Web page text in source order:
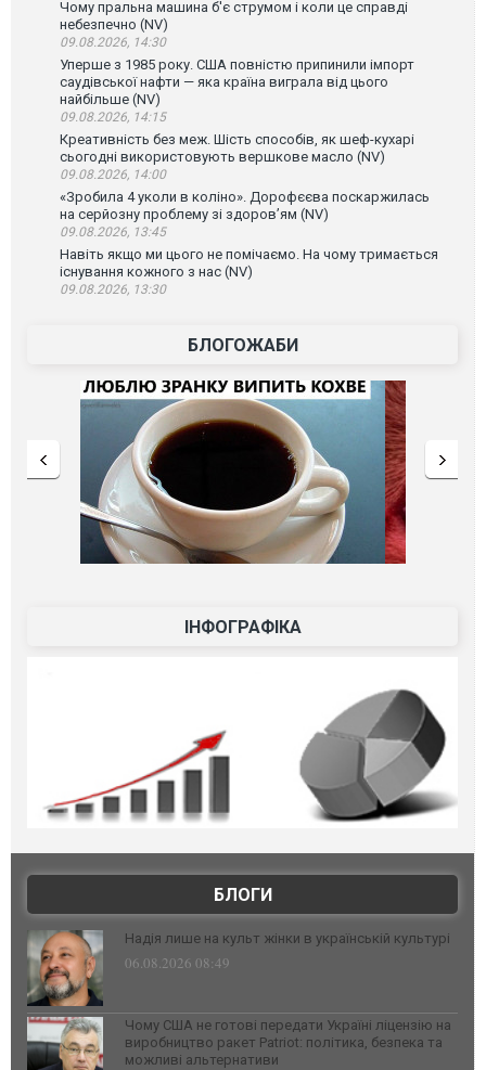
Чому пральна машина б'є струмом і коли це справді
небезпечно (NV)
09.08.2026, 14:30
Уперше з 1985 року. США повністю припинили імпорт
саудівської нафти — яка країна виграла від цього
найбільше (NV)
09.08.2026, 14:15
Креативність без меж. Шість способів, як шеф-кухарі
сьогодні використовують вершкове масло (NV)
09.08.2026, 14:00
«Зробила 4 уколи в коліно». Дорофєєва поскаржилась
на серйозну проблему зі здоров’ям (NV)
09.08.2026, 13:45
Навіть якщо ми цього не помічаємо. На чому тримається
існування кожного з нас (NV)
09.08.2026, 13:30
БЛОГОЖАБИ
ІНФОГРАФІКА
БЛОГИ
Надія лише на культ жінки в українській культурі
06.08.2026 08:49
Чому США не готові передати Україні ліцензію на
виробництво ракет Patriot: політика, безпека та
можливі альтернативи